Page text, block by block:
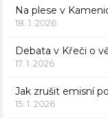
Na plese v
18. 1. 2026
Debata v Křeči o
17. 1. 2026
Jak zrušit emisní
15. 1. 2026